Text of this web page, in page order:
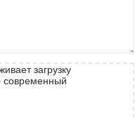
загрузку
современный